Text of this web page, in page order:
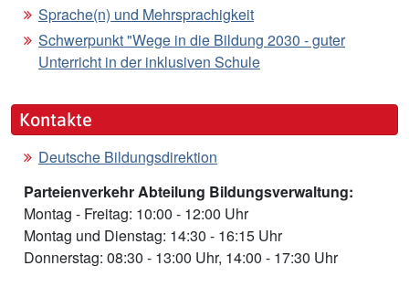
Sprache(n) und Mehrsprachigkeit
Schwerpunkt "Wege in die Bildung 2030 - guter
Unterricht in der inklusiven Schule
Kontakte
Deutsche Bildungsdirektion
Parteienverkehr Abteilung Bildungsverwaltung:
Montag - Freitag: 10:00 - 12:00 Uhr
Montag und Dienstag: 14:30 - 16:15 Uhr
Donnerstag: 08:30 - 13:00 Uhr, 14:00 - 17:30 Uhr